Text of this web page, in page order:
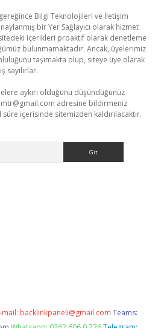
gereğince Bilgi Teknolojileri ve İletişim
bir Yer Sağlayıcı olarak hizmet
içerikleri proaktif olarak denetleme
bulunmamaktadır. Ancak, üyelerimiz
taşımakta olup, siteye üye olarak
sayılırlar.
aykırı olduğunu düşündüğünüz
adresine bildirmeniz
içerisinde sitemizden kaldırılacaktır.
mail: backlinkpaneli@gmail.com Teams: